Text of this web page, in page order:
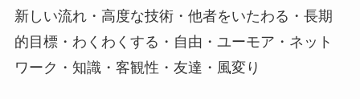
新しい流れ・高度な技術・他者をいたわる・長期
的目標・わくわくする・自由・ユーモア・ネット
ワーク・知識・客観性・友達・風変り